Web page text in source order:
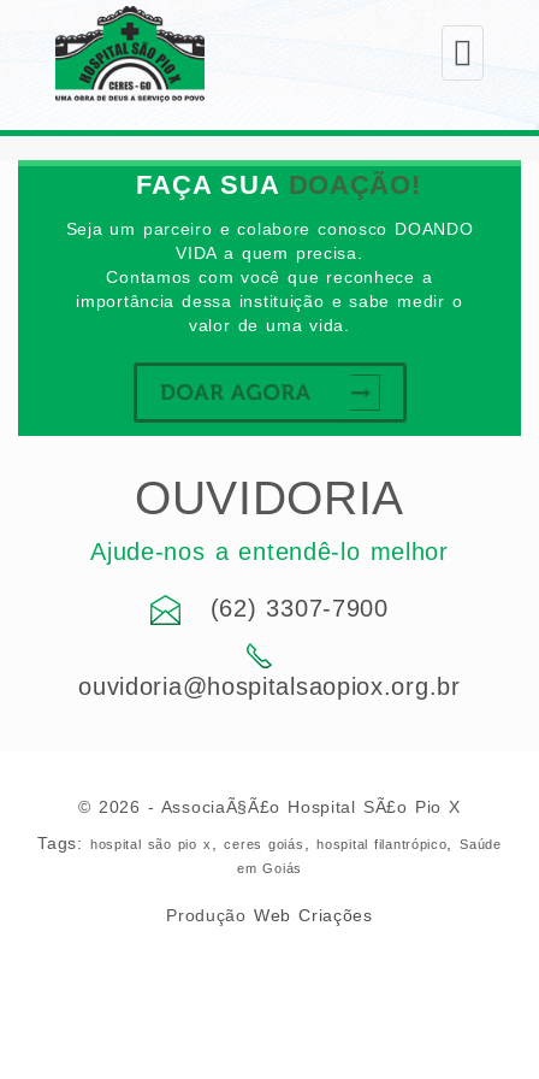
Toggle
navigation
FAÇA SUA DOAÇÃO!
Seja um parceiro e colabore conosco DOANDO
VIDA a quem precisa.
Contamos com você que reconhece a
importância dessa instituição e sabe medir o
valor de uma vida.
OUVIDORIA
Ajude-nos a entendê-lo melhor
(62) 3307-7900
ouvidoria@hospitalsaopiox.org.br
© 2026 - AssociaÃ§Ã£o Hospital SÃ£o Pio X
Tags:
hospital são pio x ,ceres goiás ,hospital filantrópico ,Saúde
em Goiás
Produção Web Criações